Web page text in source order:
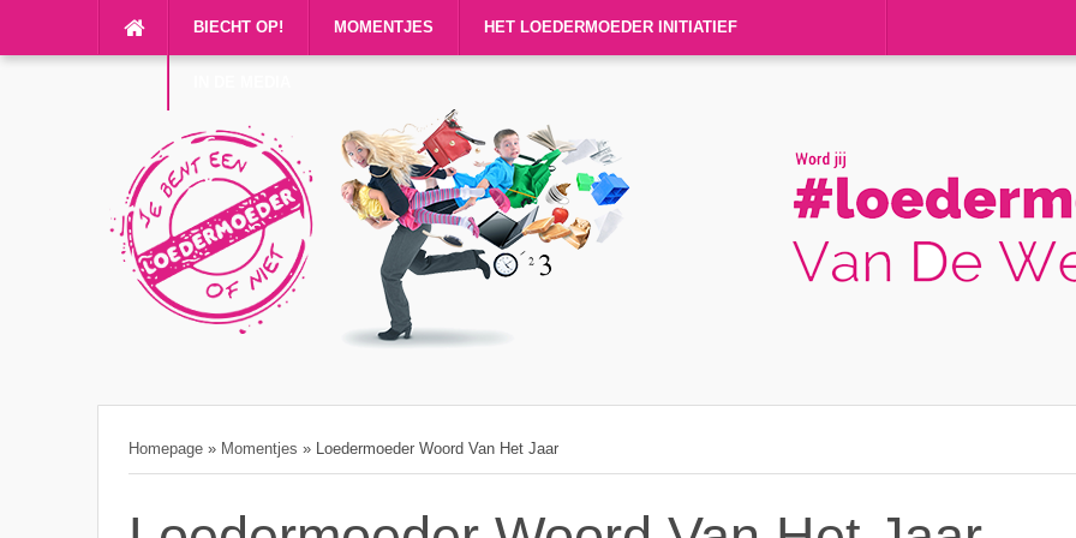
BIECHT OP! MOMENTJES HET LOEDERMOEDER INITIATIEF
Homepage » Momentjes » Loedermoeder Woord Van Het Jaar